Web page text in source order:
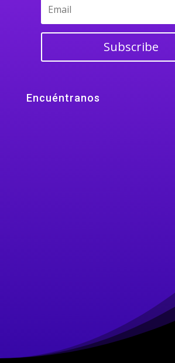
Subscribe
Encuéntranos